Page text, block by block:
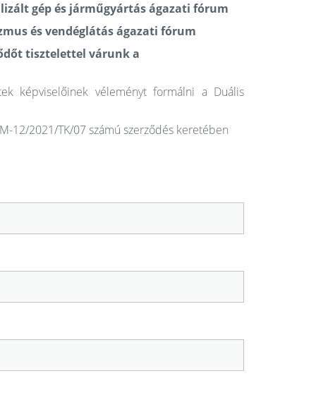
gép és járműgyártás ágazati fórum
és vendéglátás ágazati fórum
tisztelettel várunk a
képviselőinek véleményt formálni a Duális
12/2021/TK/07 számú szerződés keretében